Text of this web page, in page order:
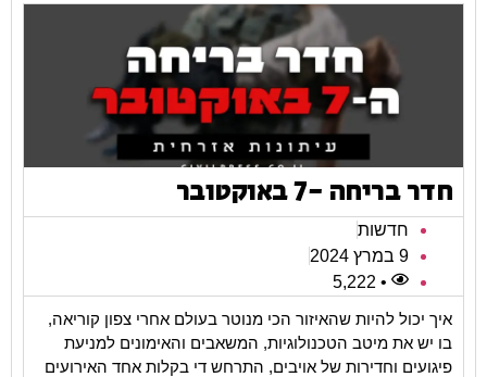
חדר בריחה -7 באוקטובר
חדשות
9 במרץ 2024
• 5,222
איך יכול להיות שהאיזור הכי מנוטר בעולם אחרי צפון קוריאה,
בו יש את מיטב הטכנולוגיות, המשאבים והאימונים למניעת
פיגועים וחדירות של אויבים, התרחש די בקלות אחד האירועים